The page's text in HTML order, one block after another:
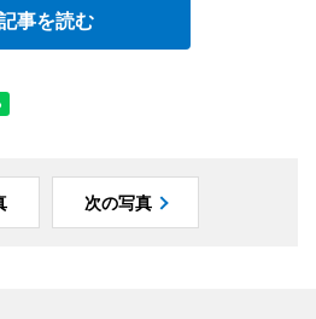
事を読む
次の写真